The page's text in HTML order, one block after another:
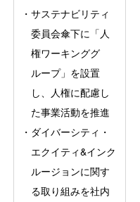
・ サステナビリティ
委員会傘下に「人
権ワーキンググ
ループ」を設置
し、人権に配慮し
た事業活動を推進
・ ダイバーシティ・
エクイティ&インク
ルージョンに関す
る取り組みを社内